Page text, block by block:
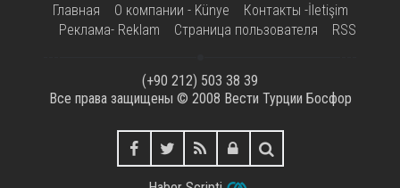
Главная О компании - Künye
Контакты -İletişim
Реклама- Reklam
Страница пользователя RSS
(+90 212) 503 38 39
Все права защищены © 2008 Вести Турции Босфор